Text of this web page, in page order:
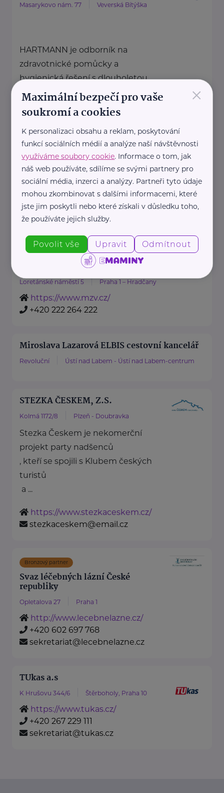
Masarykovo nám. 77 Veverská Bítýška
HARTMANN je odborník na
zdravotnické pomůcky a
hygienická řešení s dlouholetou
tradicí.
Zaměřuje ...
https://hartmanndirect.com/cs-cz
+420 800 100 150
info@hartmanndirect.cz
IveRia - TRAVEL s.r.o.
Mírové
Ústí nad Labem - Ústí nad Labem-
Ministerstvo zahraničních věcí ČR
Loretánské náměstí 5 Praha 1 – Hradčany
https://www.mzv.cz/
+420 222 264 222
Miroslava Lazarová ELBIS cestovní kancelář
Revoluční Ústí nad Labem - Ústí nad Labem-centrum
STEZKA ČESKEM, Z.S.
Kolmá 1172/8 Plzeň - Doubravka
Stezka Českem je nekomerční
projekt party nadšenců
, kteří se spojili s Klubem českých
turistů
a ...
https://www.stezkaceskem.cz/
stezkaceskem@email.cz
Bronzový partner
Svaz léčebných lázní České
republiky
Opletalova 27 Praha 1
http://www.lecebnelazne.cz/
+420 602 697 768
sekretariat@lecebnelazne.cz
TUkas a.s
K Hrušovu 344/6 Štěrboholy, Praha 10
https://www.tukas.cz/
+420 267 229 111
sekretariat@tukas.cz
×
Maximální bezpečí pro vaše
soukromí a cookies
K personalizaci obsahu a reklam, poskytování
funkcí sociálních médií a analýze naší návštěvnosti
využíváme soubory cookie. Informace o tom, jak
náš web používáte, sdílíme se svými partnery pro
sociální média, inzerci a analýzy. Partneři tyto údaje
mohou zkombinovat s dalšími informacemi, které
jste jim poskytli nebo které získali v důsledku toho,
že používáte jejich služby.
Povolit vše Upravit Odmítnout